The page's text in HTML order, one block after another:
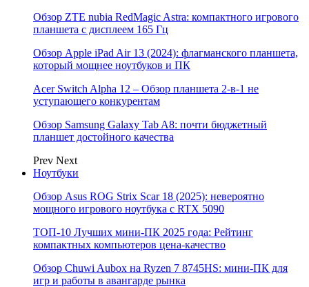
Обзор ZTE nubia RedMagic Astra: компактного игрового
планшета с дисплеем 165 Гц
Обзор Apple iPad Air 13 (2024): флагманского планшета,
который мощнее ноутбуков и ПК
Acer Switch Alpha 12 – Обзор планшета 2-в-1 не
уступающего конкурентам
Обзор Samsung Galaxy Tab A8: почти бюджетный
планшет достойного качества
Prev Next
Ноутбуки
Обзор Asus ROG Strix Scar 18 (2025): невероятно
мощного игрового ноутбука с RTX 5090
ТОП-10 Лучших мини-ПК 2025 года: Рейтинг
компактных компьютеров цена-качество
Обзор Chuwi Aubox на Ryzen 7 8745HS: мини-ПК для
игр и работы в авангарде рынка